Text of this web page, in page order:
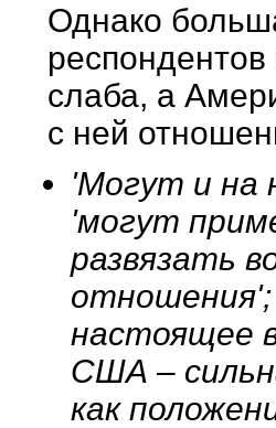
Однако
слаба, а
с ней
'Могут и на
'могут
развязать
отношения';
настоящее
США –
как